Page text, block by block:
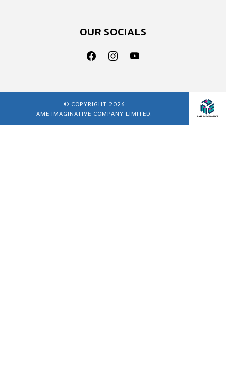
OUR SOCIALS
© COPYRIGHT 2026
AME IMAGINATIVE COMPANY LIMITED.